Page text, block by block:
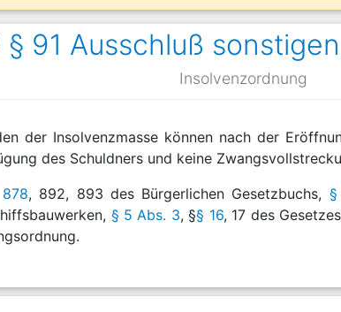
§ 91 Ausschluß
Insolvenzordnung
der Insolvenzmasse können nach der
des Schuldners und keine
, 892, 893 des Bürgerlichen Gesetzbuchs,
§ 5 Abs. 3, §§ 16, 17 des